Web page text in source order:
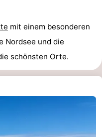
mit einem besonderen
Nordsee und die
schönsten Orte.